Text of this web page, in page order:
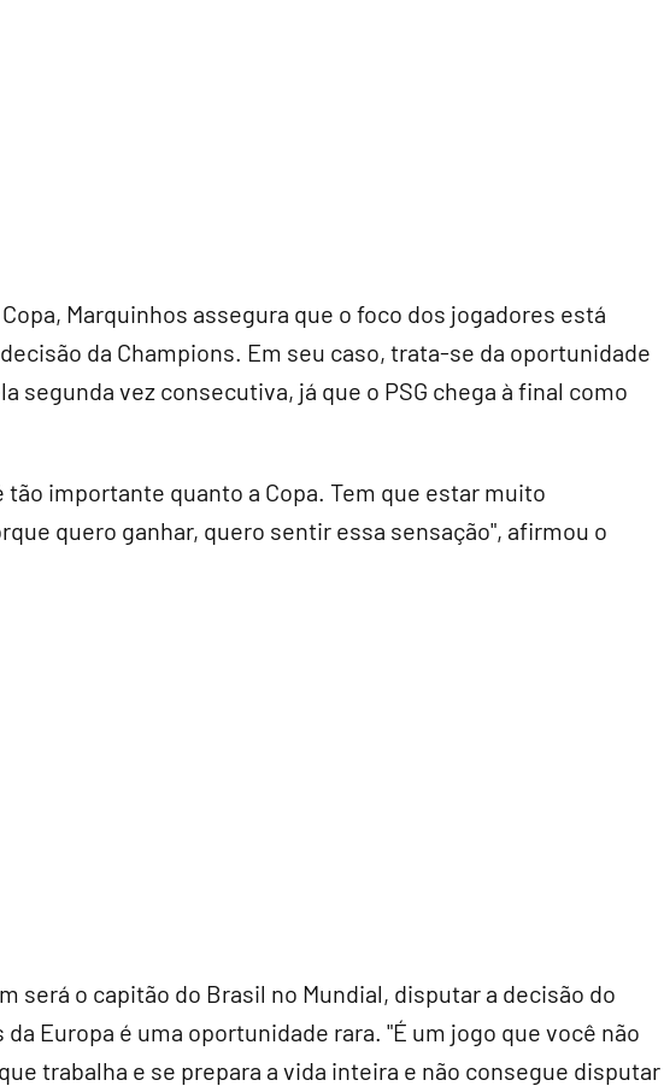
Marquinhos assegura que o foco dos jogadores está
da Champions. Em seu caso, trata-se da oportunidade
segunda vez consecutiva, já que o PSG chega à final como
tão importante quanto a Copa. Tem que estar muito
quero ganhar, quero sentir essa sensação", afirmou o
será o capitão do Brasil no Mundial, disputar a decisão do
Europa é uma oportunidade rara. "É um jogo que você não
trabalha e se prepara a vida inteira e não consegue disputar